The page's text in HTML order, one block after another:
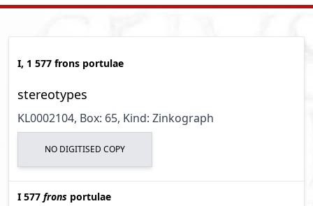
I, 1 577 frons portulae
stereotypes
KL0002104, Box: 65, Kind: Zinkograph
NO DIGITISED COPY
I 577 frons portulae